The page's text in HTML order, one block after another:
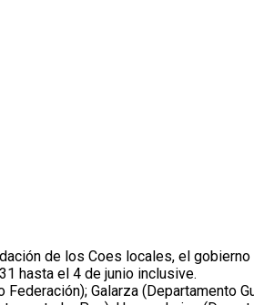
de los Coes locales, el
hasta el 4 de junio inclusive.
Galarza (Departamento